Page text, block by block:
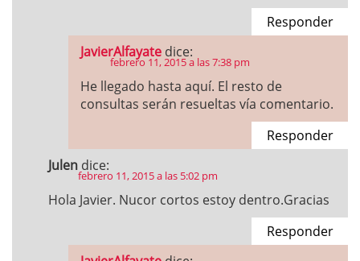
Responder
JavierAlfayate dice:
febrero 11, 2015 a las 7:38 pm
He llegado hasta aquí. El resto de
consultas serán resueltas vía comentario.
Responder
Julen dice:
febrero 11, 2015 a las 5:02 pm
Hola Javier. Nucor cortos estoy dentro.Gracias
Responder